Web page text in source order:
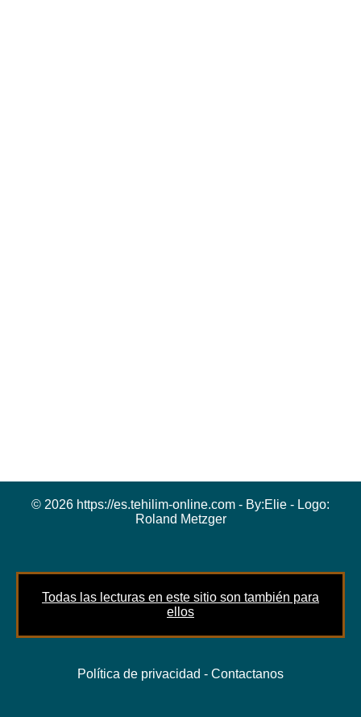
© 2026 https://es.tehilim-online.com - By:Elie - Logo:
Roland Metzger
Todas las lecturas en este sitio son también para
ellos
Política de privacidad - Contactanos